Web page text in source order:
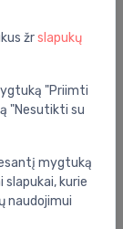
black
žrslapukų
"Priimti
"Nesutikti su
mygtuką
slapukai, kurie
naudojimui